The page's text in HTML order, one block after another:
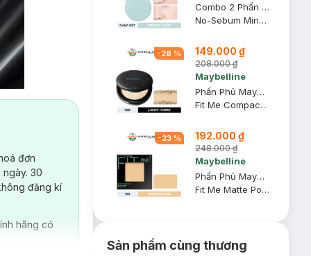
đơn
30
đăng kí
hãng có
Combo 2 Phấn Phủ innisfree Kiềm Dầu Dạng Bột Khoáng 5g (Mới)
No-Sebum Mineral Powder
-28 % 149.000 ₫
208.000 ₫
Maybelline
Phấn Phủ Maybelline Mịn Nhẹ Kiềm Dầu Chống Nắng 6g #109
Fit Me Compact Powder SPF32 PA+++ #109 Light Ivory
-23 % 192.000 ₫
248.000 ₫
Maybelline
Phấn Phủ Maybelline Mịn Lì Kiềm Dầu 110 Porcelain 8.5g
Fit Me Matte Poreless Powder
Sản phẩm cùng thương